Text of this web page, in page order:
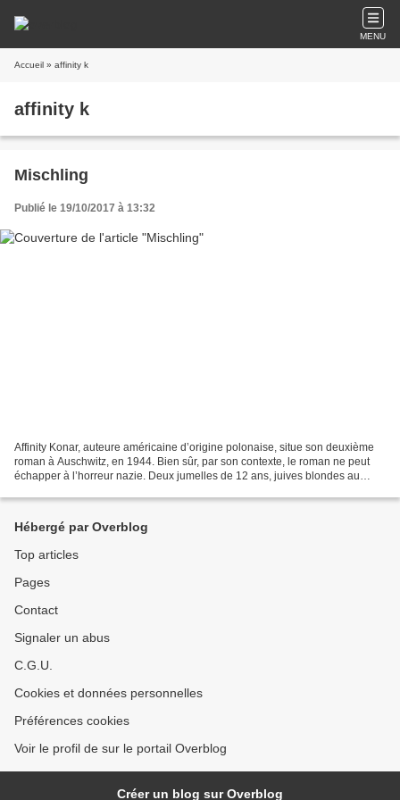
MENU
Accueil » affinity k
affinity k
Mischling
Publié le 19/10/2017 à 13:32
Affinity Konar, auteure américaine d’origine polonaise, situe son deuxième
roman à Auschwitz, en 1944. Bien sûr, par son contexte, le roman ne peut
échapper à l’horreur nazie. Deux jumelles de 12 ans, juives blondes au
Hébergé par Overblog
Top articles
Pages
Contact
Signaler un abus
C.G.U.
Cookies et données personnelles
Préférences cookies
Voir le profil de sur le portail Overblog
Créer un blog sur Overblog